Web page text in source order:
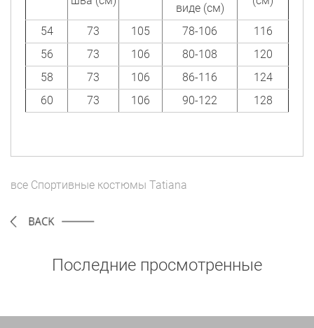
виде (см)
54 73 105 78-106
116
56
73 106 80-108
120
58
73 106 86-116
124
60
73 106 90-122 128
все Спортивные костюмы Tatiana
Последние просмотренные